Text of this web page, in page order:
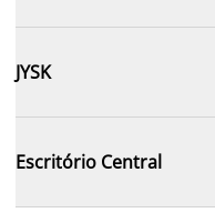
JYSK
Escritório Central